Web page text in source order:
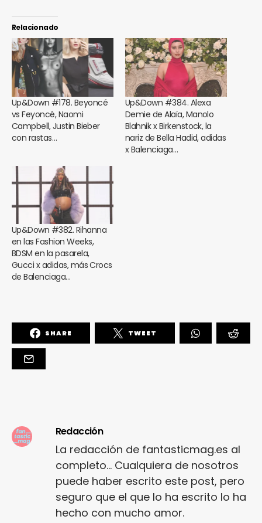
Relacionado
Up&Down #178. Beyoncé
vs Feyoncé, Naomi
Campbell, Justin Bieber
con rastas…
Up&Down #384. Alexa
Demie de Alaïa, Manolo
Blahnik x Birkenstock, la
nariz de Bella Hadid, adidas
x Balenciaga…
Up&Down #382. Rihanna
en las Fashion Weeks,
BDSM en la pasarela,
Gucci x adidas, más Crocs
de Balenciaga…
SHARE TWEET
Redacción
La redacción de fantasticmag.es al
completo... Cualquiera de nosotros
puede haber escrito este post, pero
seguro que el que lo ha escrito lo ha
hecho con mucho amor.